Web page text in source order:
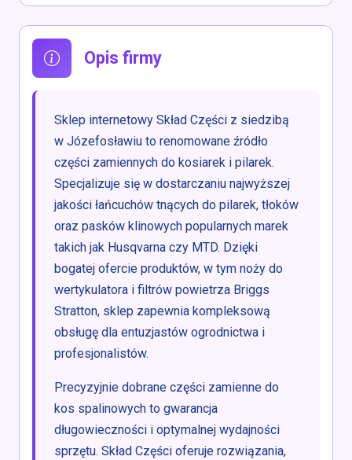
Opis firmy
Sklep internetowy Skład Części z siedzibą
w Józefosławiu to renomowane źródło
części zamiennych do kosiarek i pilarek.
Specjalizuje się w dostarczaniu najwyższej
jakości łańcuchów tnących do pilarek, tłoków
oraz pasków klinowych popularnych marek
takich jak Husqvarna czy MTD. Dzięki
bogatej ofercie produktów, w tym noży do
wertykulatora i filtrów powietrza Briggs
Stratton, sklep zapewnia kompleksową
obsługę dla entuzjastów ogrodnictwa i
profesjonalistów.
Precyzyjnie dobrane części zamienne do
kos spalinowych to gwarancja
długowieczności i optymalnej wydajności
sprzętu. Skład Części oferuje rozwiązania,